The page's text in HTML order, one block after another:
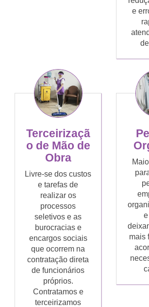
e
Terceirizaçã
o de Mão de
Obra
Livre-se dos custos
e tarefas de
realizar os
processos
seletivos e as
burocracias e
encargos sociais
que ocorrem na
contratação direta
de funcionários
próprios.
Contratamos e
terceirizamos
mais